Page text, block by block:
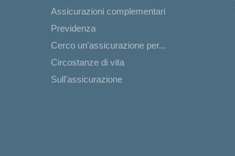
Assicurazioni complementari
Previdenza
Cerco un'assicurazione per...
Circostanze di vita
Sull'assicurazione